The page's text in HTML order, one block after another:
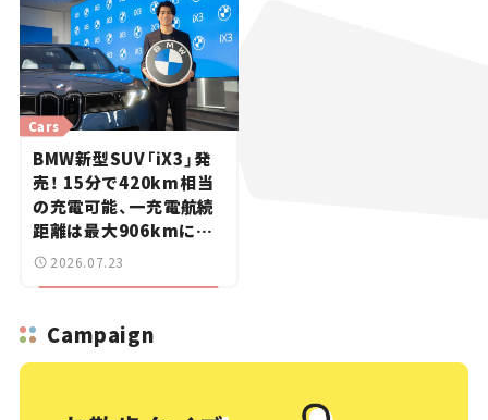
Cars
BMW新型SUV「iX3」発
売！ 15分で420km相当
の充電可能、一充電航続
距離は最大906kmに。
サッカー中村敬斗選手も
2026.07.23
Campaign